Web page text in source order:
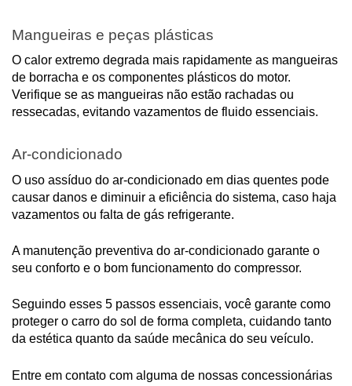
Mangueiras e peças plásticas
O calor extremo degrada mais rapidamente as mangueiras
de borracha e os componentes plásticos do motor.
Verifique se as mangueiras não estão rachadas ou
ressecadas, evitando vazamentos de fluido essenciais.
Ar-condicionado
O uso assíduo do ar-condicionado em dias quentes pode
causar danos e diminuir a eficiência do sistema, caso haja
vazamentos ou falta de gás refrigerante.
A manutenção preventiva do ar-condicionado garante o
seu conforto e o bom funcionamento do compressor.
Seguindo esses 5 passos essenciais, você garante como
proteger o carro do sol de forma completa, cuidando tanto
da estética quanto da saúde mecânica do seu veículo.
Entre em contato com alguma de nossas concessionárias